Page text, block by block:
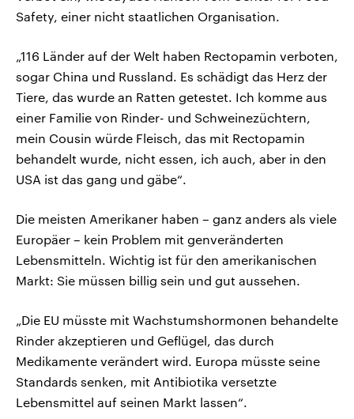
Safety, einer nicht staatlichen Organisation.
„116 Länder auf der Welt haben Rectopamin verboten,
sogar China und Russland. Es schädigt das Herz der
Tiere, das wurde an Ratten getestet. Ich komme aus
einer Familie von Rinder- und Schweinezüchtern,
mein Cousin würde Fleisch, das mit Rectopamin
behandelt wurde, nicht essen, ich auch, aber in den
USA ist das gang und gäbe“.
Die meisten Amerikaner haben – ganz anders als viele
Europäer – kein Problem mit genveränderten
Lebensmitteln. Wichtig ist für den amerikanischen
Markt: Sie müssen billig sein und gut aussehen.
„Die EU müsste mit Wachstumshormonen behandelte
Rinder akzeptieren und Geflügel, das durch
Medikamente verändert wird. Europa müsste seine
Standards senken, mit Antibiotika versetzte
Lebensmittel auf seinen Markt lassen“.